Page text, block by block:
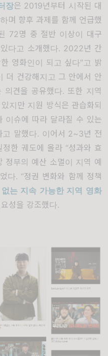
장은 2019년부터 시작된 대
며 향후 과제를 함께 언급했
72명 중 절반 이상이 대구
다고 소개했다. 2022년 간
영화인이 되고 싶다”고 밝
더 건강해지고 그 안에서 안
의견을 공유했다. 또한 지역
지만 지원 방식은 관습화되
이슈에 따라 달라질 수 있는
고 말했다. 이어서 2~3년 전
한 궤도에 올라 “성과와 효
정부의 예산 소멸이 지역 예
다. “정권 변화와 함께 정책
없는 지속 가능한 지역 영화
성을 강조했다.